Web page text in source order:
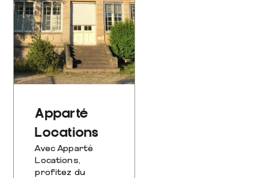
Apparté
Locations
Avec Apparté
Locations,
profitez du